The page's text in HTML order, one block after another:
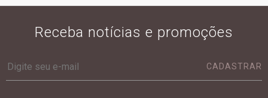
Receba notícias e promoções
CADASTRAR